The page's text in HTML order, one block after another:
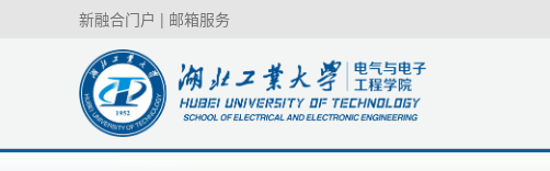
新融合门户 | 邮箱服务